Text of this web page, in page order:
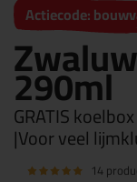
Actiecode:
290ml
GRATIS
|Voor veel
14